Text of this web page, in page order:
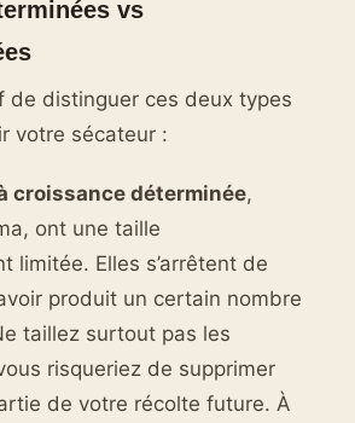
vs
de distinguer ces deux types
votre sécateur :
croissance déterminée,
ont une taille
limitée. Elles s’arrêtent de
produit un certain nombre
taillez surtout pas les
risqueriez de supprimer
de votre récolte future. À